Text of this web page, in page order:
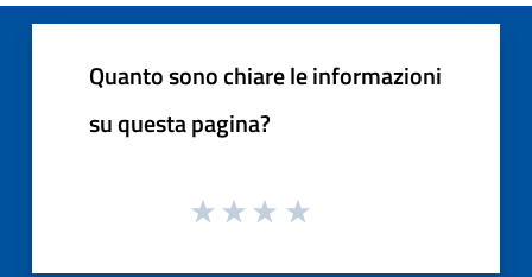
Quanto sono chiare le informazioni
su questa pagina?